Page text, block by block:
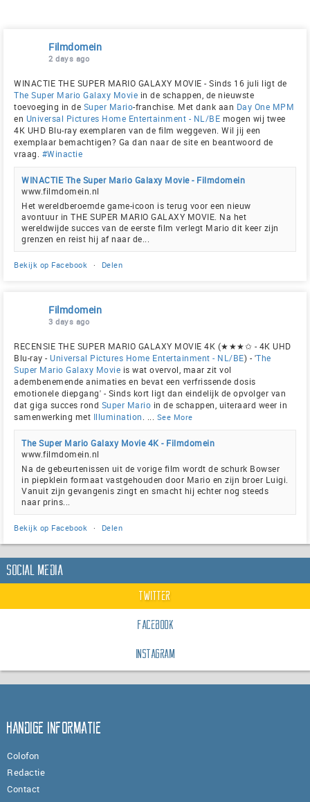
Filmdomein
2 days ago
WINACTIE THE SUPER MARIO GALAXY MOVIE - Sinds 16 juli ligt de
The Super Mario Galaxy Movie in de schappen, de nieuwste
toevoeging in de Super Mario-franchise. Met dank aan Day One MPM
en Universal Pictures Home Entertainment - NL/BE mogen wij twee
4K UHD Blu-ray exemplaren van de film weggeven. Wil jij een
exemplaar bemachtigen? Ga dan naar de site en beantwoord de
vraag. #Winactie
WINACTIE The Super Mario Galaxy Movie - Filmdomein
www.filmdomein.nl
Het wereldberoemde game-icoon is terug voor een nieuw
avontuur in THE SUPER MARIO GALAXY MOVIE. Na het
wereldwijde succes van de eerste film verlegt Mario dit keer zijn
grenzen en reist hij af naar de...
Bekijk op Facebook · Delen
Filmdomein
3 days ago
RECENSIE THE SUPER MARIO GALAXY MOVIE 4K (★★★✩ - 4K UHD
Blu-ray - Universal Pictures Home Entertainment - NL/BE) - 'The
Super Mario Galaxy Movie is wat overvol, maar zit vol
adembenemende animaties en bevat een verfrissende dosis
emotionele diepgang' - Sinds kort ligt dan eindelijk de opvolger van
dat giga succes rond Super Mario in de schappen, uiteraard weer in
samenwerking met Illumination See More
The Super Mario Galaxy Movie 4K - Filmdomein
www.filmdomein.nl
Na de gebeurtenissen uit de vorige film wordt de schurk Bowser
in piepklein formaat vastgehouden door Mario en zijn broer Luigi.
Vanuit zijn gevangenis zingt en smacht hij echter nog steeds
naar prins...
Bekijk op Facebook · Delen
Social Media
Twitter
Facebook
Instagram
Handige informatie
Colofon
Redactie
Contact